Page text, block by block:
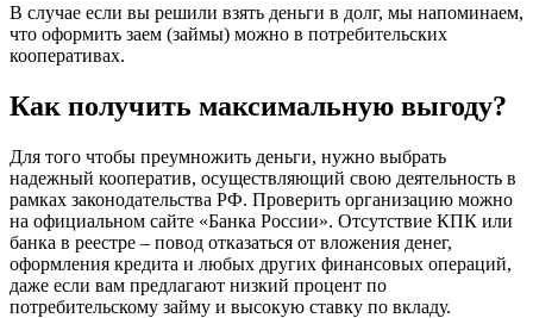
В случае если вы решили взять деньги в долг, мы напоминаем,
что оформить заем (займы) можно в потребительских
кооперативах.
Как получить максимальную выгоду?
Для того чтобы преумножить деньги, нужно выбрать
надежный кооператив, осуществляющий свою деятельность в
рамках законодательства РФ. Проверить организацию можно
на официальном сайте «Банка России». Отсутствие КПК или
банка в реестре – повод отказаться от вложения денег,
оформления кредита и любых других финансовых операций,
даже если вам предлагают низкий процент по
потребительскому займу и высокую ставку по вкладу.